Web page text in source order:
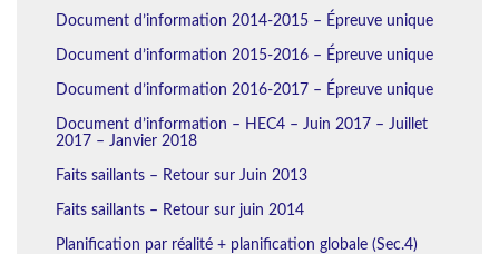
Document d’information 2014-2015 – Épreuve unique
Document d’information 2015-2016 – Épreuve unique
Document d’information 2016-2017 – Épreuve unique
Document d’information – HEC4 – Juin 2017 – Juillet
2017 – Janvier 2018
Faits saillants – Retour sur Juin 2013
Faits saillants – Retour sur juin 2014
Planification par réalité + planification globale (Sec.4)